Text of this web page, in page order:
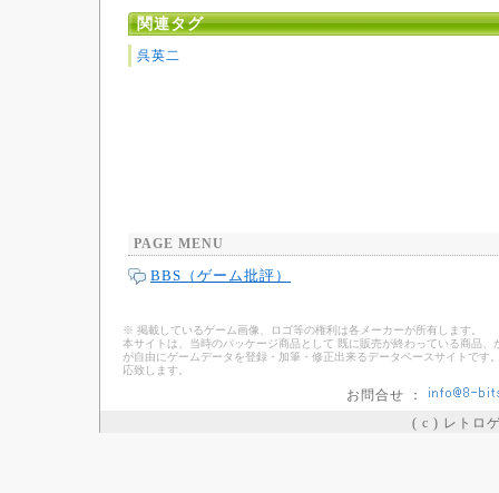
関連タグ
呉英二
PAGE MENU
BBS（ゲーム批評）
※ 掲載しているゲーム画像、ロゴ等の権利は各メーカーが所有します。
本サイトは、当時のパッケージ商品として 既に販売が終わっている商品
が自由にゲームデータを登録・加筆・修正出来るデータベースサイトで
応致します。
お問合せ ：
( c ) レトロ